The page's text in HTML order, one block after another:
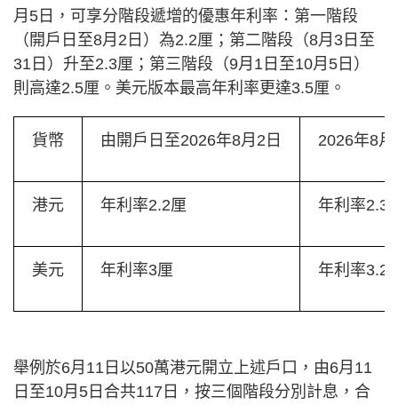
月5日，可享分階段遞增的優惠年利率：第一階段
（開戶日至8月2日）為2.2厘；第二階段（8月3日至
31日）升至2.3厘；第三階段（9月1日至10月5日）
則高達2.5厘。美元版本最高年利率更達3.5厘。
貨幣 由開戶日至2026年8月2日 2026年8
港元 年利率2.2厘 年利率2.3
美元 年利率3厘 年利率3.2
舉例於6月11日以50萬港元開立上述戶口，由6月11
日至10月5日合共117日，按三個階段分別計息，合